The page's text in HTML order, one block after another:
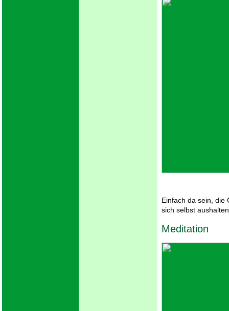
Einfach da sein, die
sich selbst
Meditation